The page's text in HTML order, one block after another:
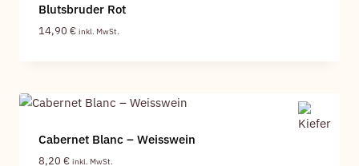
Blutsbruder Rot
14,90 € inkl. MwSt.
Cabernet Blanc – Weisswein
8,20 € inkl. MwSt.